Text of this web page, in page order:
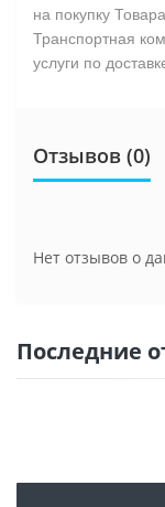
на покупку Товара.
Транспортная
услуги по
Отзывов (0)
Нет отзывов о
Последние